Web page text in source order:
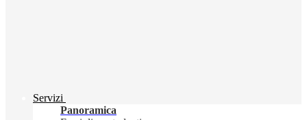
Servizi
Panoramica